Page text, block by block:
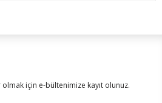
için e-bültenimize kayıt olunuz.